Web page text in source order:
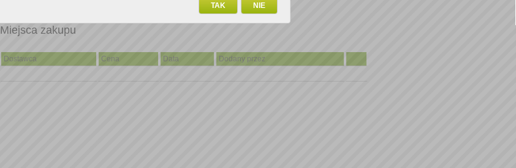
Miejsca zakupu
Dostawca Cena Data Dodany przez
NIE
TAK